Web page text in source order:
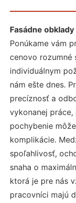
Fasádne
Ponúkame vám
cenovo rozumné
individuálnym
nám ešte dnes.
precíznosť a
vykonanej
pochybenie
komplikácie.
spoľahlivosť,
snaha o
ktorá je pre nás
pracovníci majú